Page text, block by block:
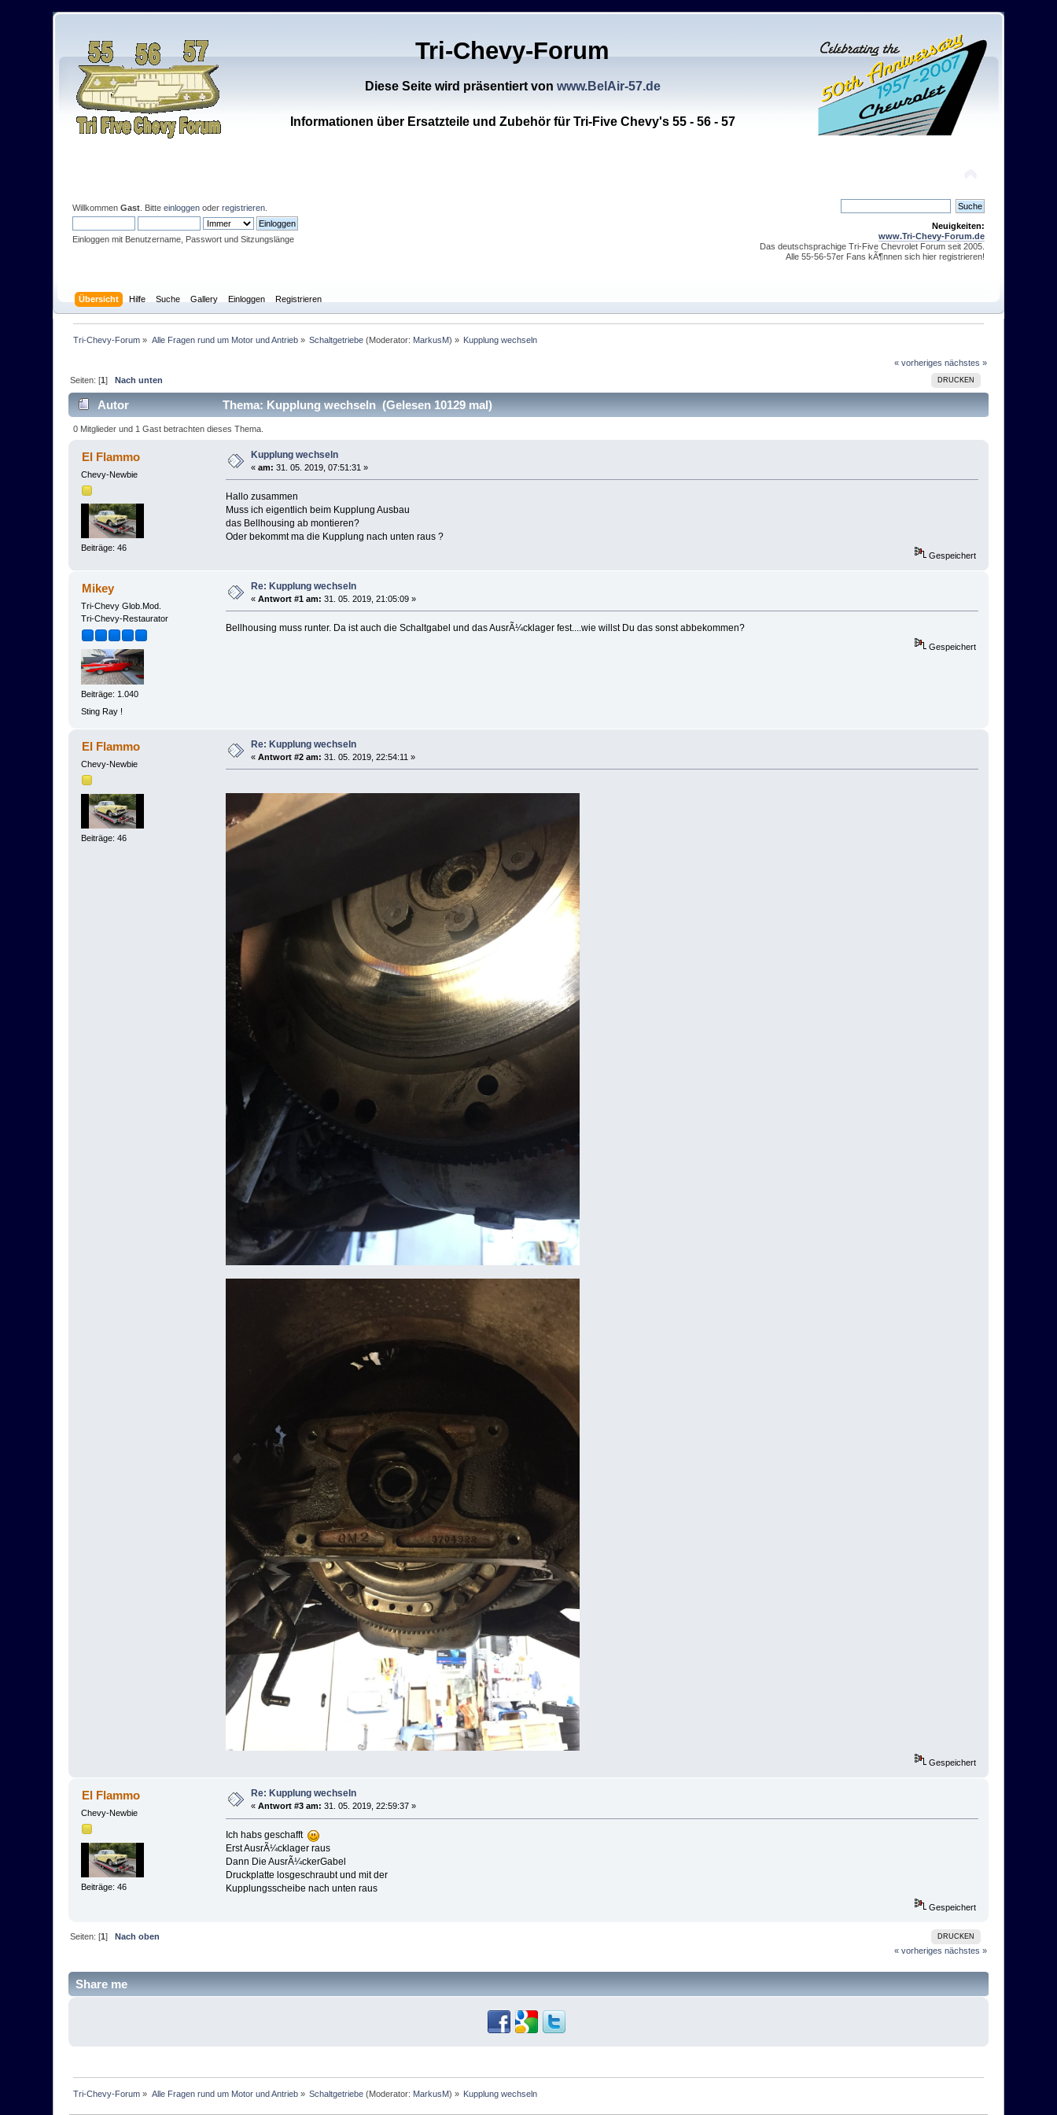
Tri-Chevy-Forum
Diese Seite wird präsentiert von www.BelAir-57.de
Informationen über Ersatzteile und Zubehör für Tri-Five Chevy's 55 - 56 - 57
WillkommenGast . Bitteeinloggen oderregistrieren
Einloggen mit Benutzername, Passwort und Sitzungslänge
Neuigkeiten:
www.Tri-Chevy-Forum.de
Das deutschsprachige Tri-Five Chevrolet Forum seit 2005.
Alle 55-56-57er Fans kÃ¶nnen sich hier registrieren!
Übersicht Hilfe Suche Gallery Einloggen Registrieren
Tri-Chevy-Forum » Alle Fragen rund um Motor und Antrieb» Schaltgetriebe (Moderator: MarkusM) » Kupplung wechseln
« vorheriges nächstes »
DRUCKEN
Seiten: [1] Nach unten
Autor Thema: Kupplung wechseln (Gelesen 10129 mal)
0 Mitglieder und 1 Gast betrachten dieses Thema.
El Flammo
Chevy-Newbie
Beiträge: 46
Kupplung wechseln
«am: 31. 05. 2019, 07:51:31 »
Hallo zusammen
Muss ich eigentlich beim Kupplung Ausbau
das Bellhousing ab montieren?
Oder bekommt ma die Kupplung nach unten raus ?
Gespeichert
Mikey
Tri-Chevy Glob.Mod.
Tri-Chevy-Restaurator
Beiträge: 1.040
Sting Ray !
Re: Kupplung wechseln
«Antwort #1 am: 31. 05. 2019, 21:05:09 »
Bellhousing muss runter. Da ist auch die Schaltgabel und das AusrÃ¼cklager fest....wie willst Du das sonst abbekommen?
Gespeichert
El Flammo
Chevy-Newbie
Beiträge: 46
Re: Kupplung wechseln
«Antwort #2 am: 31. 05. 2019, 22:54:11 »
Gespeichert
El Flammo
Chevy-Newbie
Beiträge: 46
Re: Kupplung wechseln
«Antwort #3 am: 31. 05. 2019, 22:59:37 »
Ich habs geschafft
Erst AusrÃ¼cklager raus
Dann Die AusrÃ¼ckerGabel
Druckplatte losgeschraubt und mit der
Kupplungsscheibe nach unten raus
Gespeichert
DRUCKEN
Seiten: [1]
Nach oben
« vorheriges nächstes »
Share me
Tri-Chevy-Forum » Alle Fragen rund um Motor und Antrieb» Schaltgetriebe (Moderator: MarkusM) » Kupplung wechseln